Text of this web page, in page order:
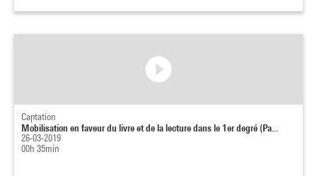
Captation
Mobilisation en faveur du livre et de la lecture dans le 1er degré (Pa...
26-03-2019
00h 35min